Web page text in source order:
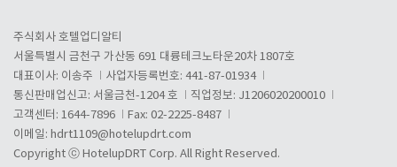
주식회사 호텔업디알티
서울특별시 금천구 가산동 691 대륭테크노타운20차 1807호
대표이사: 이송주
사업자등록번호: 441-87-01934
통신판매업신고: 서울금천-1204 호
직업정보: J1206020200010
고객센터: 1644-7896
Fax: 02-2225-8487
이메일: hdrt1109@hotelupdrt.com
Copyright ⓒ HotelupDRT Corp. All Right Reserved.